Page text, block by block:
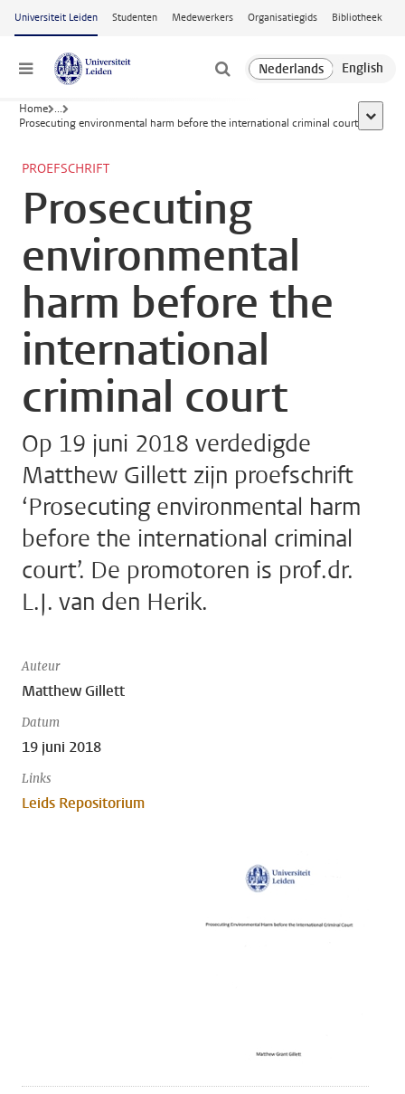
Ga naar hoofdinhoud
Universiteit Leiden Studenten Medewerkers Organisatiegids Bibliotheek
Menu
Home ...
Prosecuting environmental harm before the international criminal court toon
PROEFSCHRIFT
Prosecuting
environmental
harm before the
international
criminal court
Op 19 juni 2018 verdedigde
Matthew Gillett zijn proefschrift
‘Prosecuting environmental harm
before the international criminal
court’. De promotoren is prof.dr.
L.J. van den Herik.
Auteur
Matthew Gillett
Datum
19 juni 2018
Links
Leids Repositorium